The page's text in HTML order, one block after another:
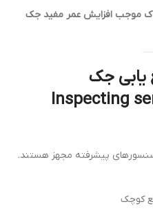
موجب افزایش عمر مفید جک
یابی جک
(Inspecting
پیشرفته مجهز هستند.
کوچک